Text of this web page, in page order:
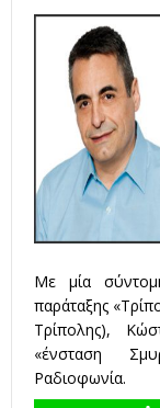
Με μία
παράταξης
Τρίπολης),
«ένσταση
Ραδιοφωνία.